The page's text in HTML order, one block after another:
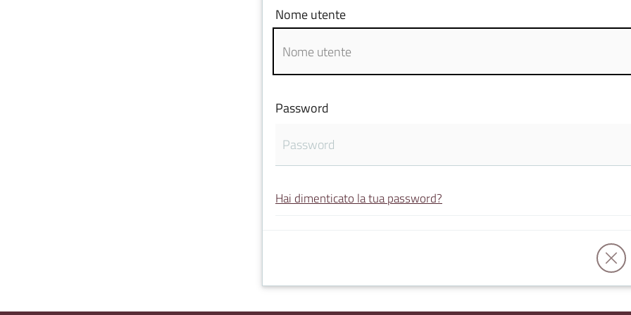
Nome utente
Password
Hai dimenticato la tua password?